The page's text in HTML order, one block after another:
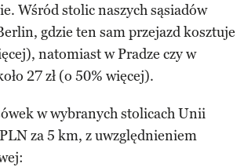
Wśród stolic naszych sąsiadów
gdzie ten sam przejazd kosztuje
natomiast w Pradze czy w
27 zł (o 50% więcej).
w wybranych stolicach Unii
za 5 km, z uwzględnieniem